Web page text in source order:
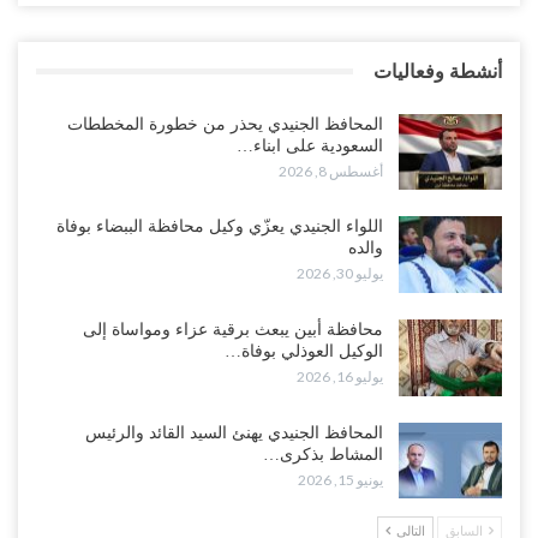
الرئاسي مرحلة التفكك المؤسسي..!
أغسطس 5, 2026
وتعزيزات عسكرية لحماية ترتيبات تصدير النفط..!
أغسطس 5, 2026
الوطن” تبدأ الانتشار..!
أغسطس 5, 2026
خلافات الرواتب تشعل مواجهة داخل معسكر التحالف… والإصلاح يصعّد
في جبهات مأرب وتعز والضالع..!
أغسطس 5, 2026
السعودية تُصعّد الحصار على اليمنيين.. وقرار بحرمان طلاب الشمال من
أنشطة وفعاليات
المحافظ الجنيدي يحذر من خطورة المخططات
السعودية على ابناء…
أغسطس 8, 2026
اللواء الجنيدي يعزّي وكيل محافظة الببضاء بوفاة
والده
يوليو 30, 2026
محافظة أبين يبعث برقية عزاء ومواساة إلى
الوكيل العوذلي بوفاة…
يوليو 16, 2026
المحافظ الجنيدي يهنئ السيد القائد والرئيس
المشاط بذكرى…
يونيو 15, 2026
السابق التالي